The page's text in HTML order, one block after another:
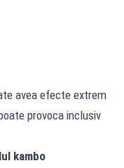
avea efecte extrem
provoca inclusiv
kambo